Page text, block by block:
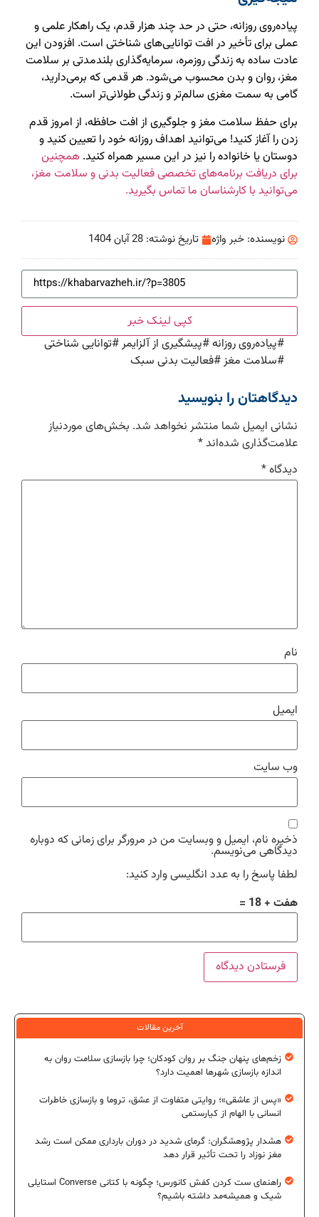
پیاده‌روی روزانه، حتی در حد چند هزار قدم، یک راهکار علمی و
عملی برای تأخیر در افت توانایی‌های شناختی است. افزودن این
عادت ساده به زندگی روزمره، سرمایه‌گذاری بلندمدتی بر سلامت
مغز، روان و بدن محسوب می‌شود. هر قدمی که برمی‌دارید،
گامی به سمت مغزی سالم‌تر و زندگی طولانی‌تر است.
برای حفظ سلامت مغز و جلوگیری از افت حافظه، از امروز قدم
زدن را آغاز کنید! می‌توانید اهداف روزانه خود را تعیین کنید و
دوستان یا خانواده را نیز در این مسیر همراه کنید. همچنین
برای دریافت برنامه‌های تخصصی فعالیت بدنی و سلامت مغز،
می‌توانید با کارشناسان ما تماس بگیرید.
نویسنده: خبر واژه تاریخ نوشته: 28 آبان 1404
کپی لینک خبر
#پیاده‌روی روزانه#پیشگیری از آلزایمر#توانایی شناختی
#سلامت مغز#فعالیت بدنی سبک
دیدگاهتان را بنویسید
نشانی ایمیل شما منتشر نخواهد شد. بخش‌های موردنیاز
علامت‌گذاری شده‌اند*
دیدگاه*
نام
ایمیل
وب‌ سایت
ذخیره نام، ایمیل و وبسایت من در مرورگر برای زمانی که دوباره
دیدگاهی می‌نویسم.
لطفا پاسخ را به عدد انگلیسی وارد کنید:
هفت + 18 =
آخرین مقالات
زخم‌های پنهان جنگ بر روان کودکان؛ چرا بازسازی سلامت روان به
اندازه بازسازی شهرها اهمیت دارد؟
«پس از عاشقی»؛ روایتی متفاوت از عشق، تروما و بازسازی خاطرات
انسانی با الهام از کیارستمی
هشدار پژوهشگران: گرمای شدید در دوران بارداری ممکن است رشد
مغز نوزاد را تحت تأثیر قرار دهد
راهنمای ست کردن کفش کانورس؛ چگونه با کتانی Converse استایلی
شیک و همیشه‌مد داشته باشیم؟